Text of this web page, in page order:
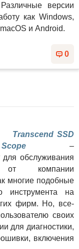
версии
как Windows,
и Android.
0
Transcend SSD
Scope –
обслуживания
от компании
многие подобные
инструмента на
фирм. Но, все-
своих
для диагностики,
включения